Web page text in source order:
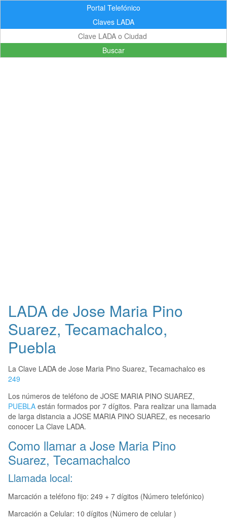
Portal Telefónico
Claves LADA
Buscar
LADA de Jose Maria Pino
Suarez, Tecamachalco,
Puebla
La Clave LADA de Jose Maria Pino Suarez, Tecamachalco es
249
Los números de teléfono de JOSE MARIA PINO SUAREZ,
PUEBLA están formados por 7 dígitos. Para realizar una llamada
de larga distancia a JOSE MARIA PINO SUAREZ, es necesario
conocer La Clave LADA.
Como llamar a Jose Maria Pino
Suarez, Tecamachalco
Llamada local:
Marcación a teléfono fijo: 249 + 7 dígitos (Número telefónico)
Marcación a Celular: 10 dígitos (Número de celular )